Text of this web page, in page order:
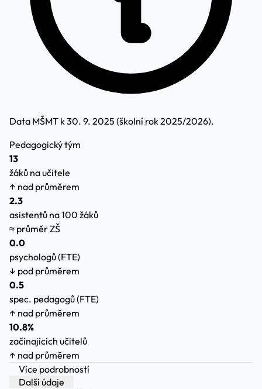
Data MŠMT k 30. 9. 2025 (školní rok 2025/2026).
Pedagogický tým
13
žáků na učitele
↑ nad průměrem
2.3
asistentů na 100 žáků
≈ průměr ZŠ
0.0
psychologů (FTE)
↓ pod průměrem
0.5
spec. pedagogů (FTE)
↑ nad průměrem
10.8%
začínajících učitelů
↑ nad průměrem
Více podrobností
Další údaje